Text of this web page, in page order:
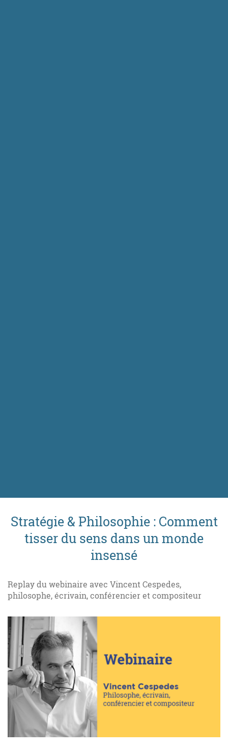
Stratégie & Philosophie : Comment
tisser du sens dans un monde
insensé
Replay du webinaire avec Vincent Cespedes,
philosophe, écrivain, conférencier et compositeur